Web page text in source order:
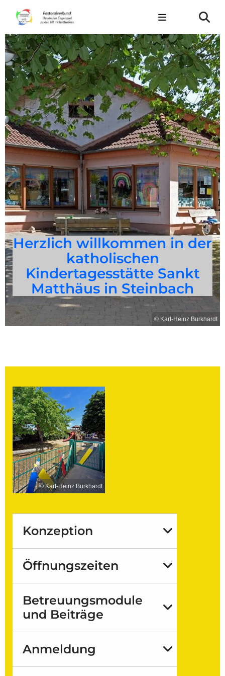
Herzlich willkommen in der
katholischen
Kindertagesstätte Sankt
Matthäus in Steinbach
© Karl-Heinz Burkhardt
© Karl-Heinz Burkhardt
Konzeption
Öffnungszeiten
Betreuungsmodule
und Beiträge
Anmeldung